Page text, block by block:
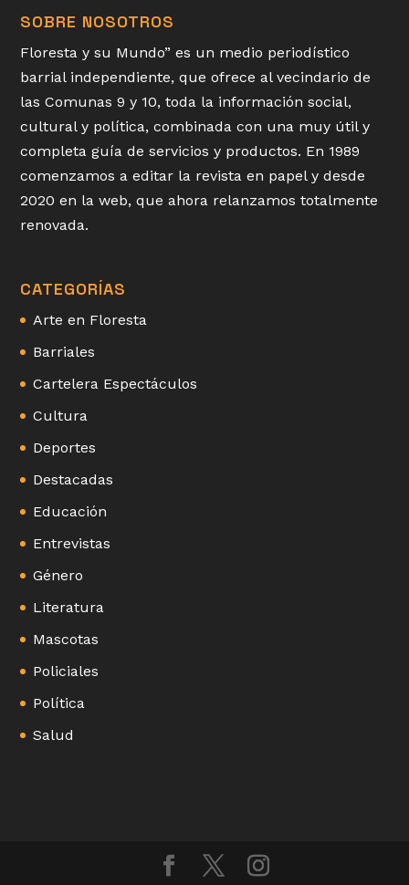
SOBRE NOSOTROS
Floresta y su Mundo” es un medio periodístico
barrial independiente, que ofrece al vecindario de
las Comunas 9 y 10, toda la información social,
cultural y política, combinada con una muy útil y
completa guía de servicios y productos. En 1989
comenzamos a editar la revista en papel y desde
2020 en la web, que ahora relanzamos totalmente
renovada.
CATEGORÍAS
Arte en Floresta
Barriales
Cartelera Espectáculos
Cultura
Deportes
Destacadas
Educación
Entrevistas
Género
Literatura
Mascotas
Policiales
Política
Salud